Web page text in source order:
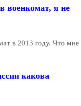
военкомат, я не
в 2013 году. Что мне
какова